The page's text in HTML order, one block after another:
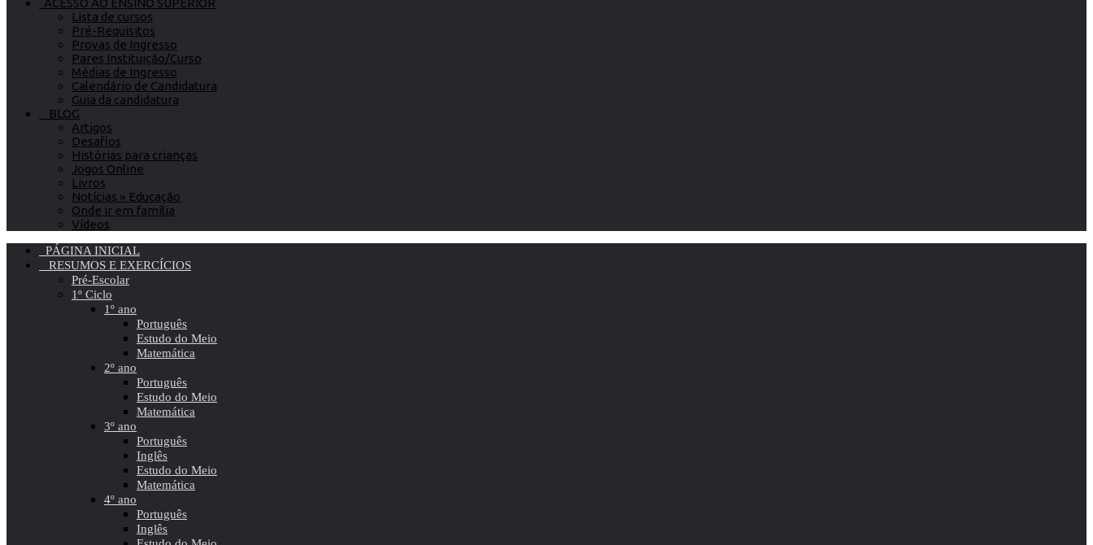
ACESSO AO ENSINO SUPERIOR
Lista de cursos
Pré-Requisitos
Provas de Ingresso
Pares Instituição/Curso
Médias de Ingresso
Calendário de Candidatura
Guia da candidatura
BLOG
Artigos
Desafios
Histórias para crianças
Jogos Online
Livros
Notícias » Educação
Onde ir em família
Vídeos
PÁGINA INICIAL
RESUMOS E EXERCÍCIOS
Pré-Escolar
1º Ciclo
1º ano
Português
Estudo do Meio
Matemática
2º ano
Português
Estudo do Meio
Matemática
3º ano
Português
Inglês
Estudo do Meio
Matemática
4º ano
Português
Inglês